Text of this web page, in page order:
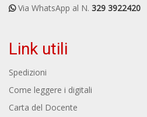
Via WhatsApp al N. 329 3922420
Link utili
Spedizioni
Come leggere i digitali
Carta del Docente